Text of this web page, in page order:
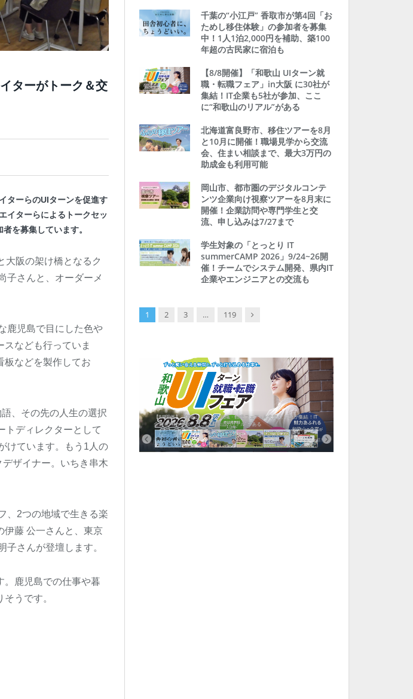
ターがトーク＆交
ターらのUIターンを促進す
イターらによるトークセッ
を募集しています。
大阪の架け橋となるク
子さんと、オーダーメ
鹿児島で目にした色や
なども行っていま
板などを製作してお
、その先の人生の選択
トディレクターとして
けています。もう1人の
ザイナー。いちき串木
、2つの地域で生きる楽
伊藤 公一さんと、東京
さんが登壇します。
。鹿児島での仕事や暮
うです。
千葉の“小江戸” 香取市が第4回「お
ためし移住体験」の参加者を募集
中！1人1泊2,000円を補助、築100
年超の古民家に宿泊も
【8/8開催】「和歌山 UIターン就
職・転職フェア」in大阪 に30社が
集結！IT企業も5社が参加、ここ
に“和歌山のリアル”がある
北海道富良野市、移住ツアーを8月
と10月に開催！職場見学から交流
会、住まい相談まで、最大3万円の
助成金も利用可能
岡山市、都市圏のデジタルコンテ
ンツ企業向け視察ツアーを8月末に
開催！企業訪問や専門学生と交
流、申し込みは7/27まで
学生対象の「とっとり IT
summerCAMP 2026」9/24~26開
催！チームでシステム開発、県内IT
企業やエンジニアとの交流も
1 2 3 … 119 Next
市が第4回「おためし移住体験」の参加者を募集中！1
【8/8開催】「和歌山 UIターン就職・転職フェア」in大阪 に30社が集結！IT
企業も5社が参加、ここに“和歌山のリアル”がある
ジタルコンテンツ企業向け視察ツアーを8月末に開催！
り IT summerCAMP 2026」9/24~26開催！チームでシ
超が移住！奈良市お試し移住制度、宿のオーナーがナ
移住サイト「にし推し暮らし」を開設！転出者やファミ
料！いしかわUIターン大相談会 in大阪 自治体・支援団
UIターン就職フェアin東京」に優良企業28社が集結！エ
内18市町村、IT転職支援機関が大阪に集う移住相談会！